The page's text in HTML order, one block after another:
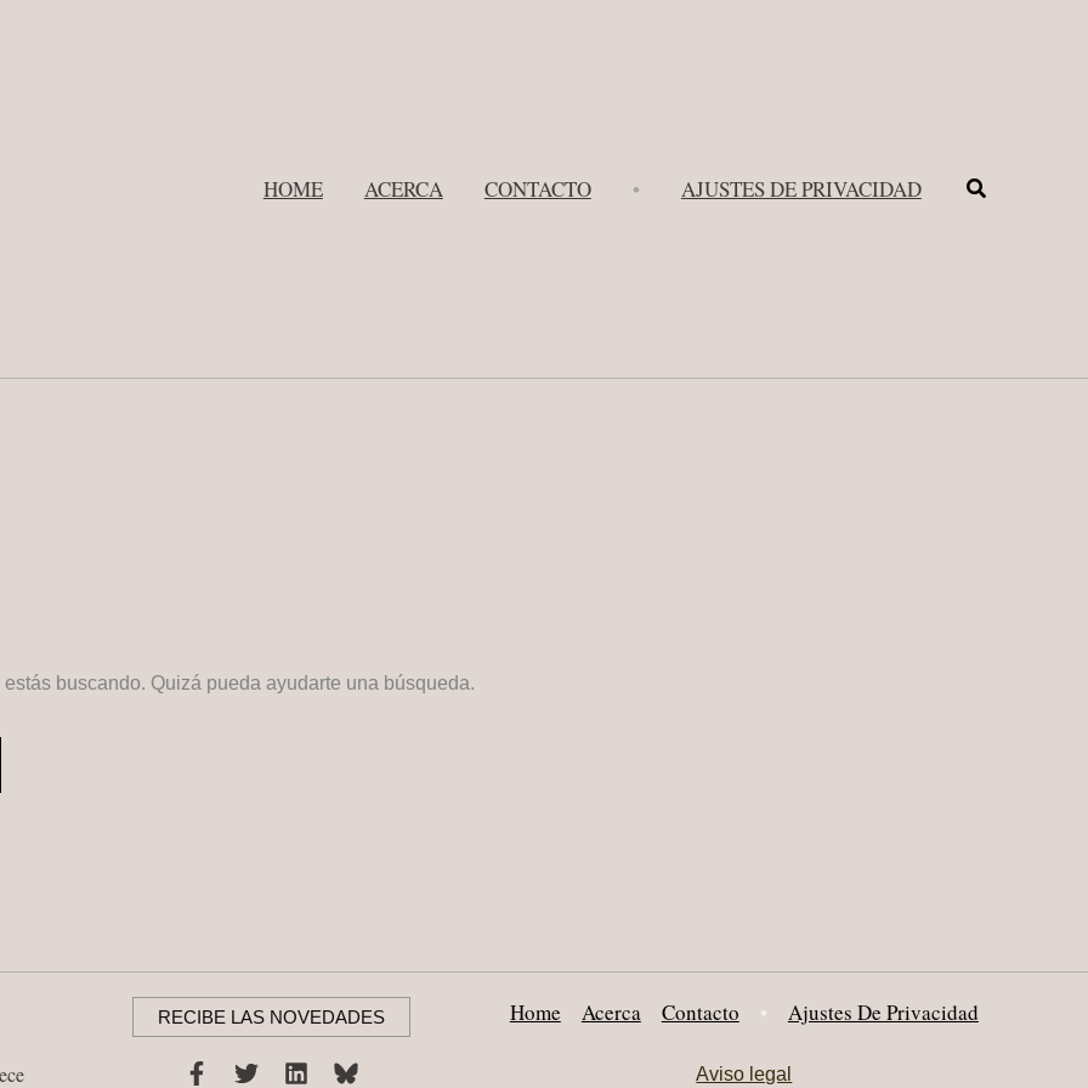
HOME ACERCA CONTACTO • AJUSTES DE PRIVACIDAD Buscar
buscando. Quizá pueda ayudarte una búsqueda.
RECIBE LAS NOVEDADES Home Acerca Contacto • Ajustes De Privacidad
Aviso legal